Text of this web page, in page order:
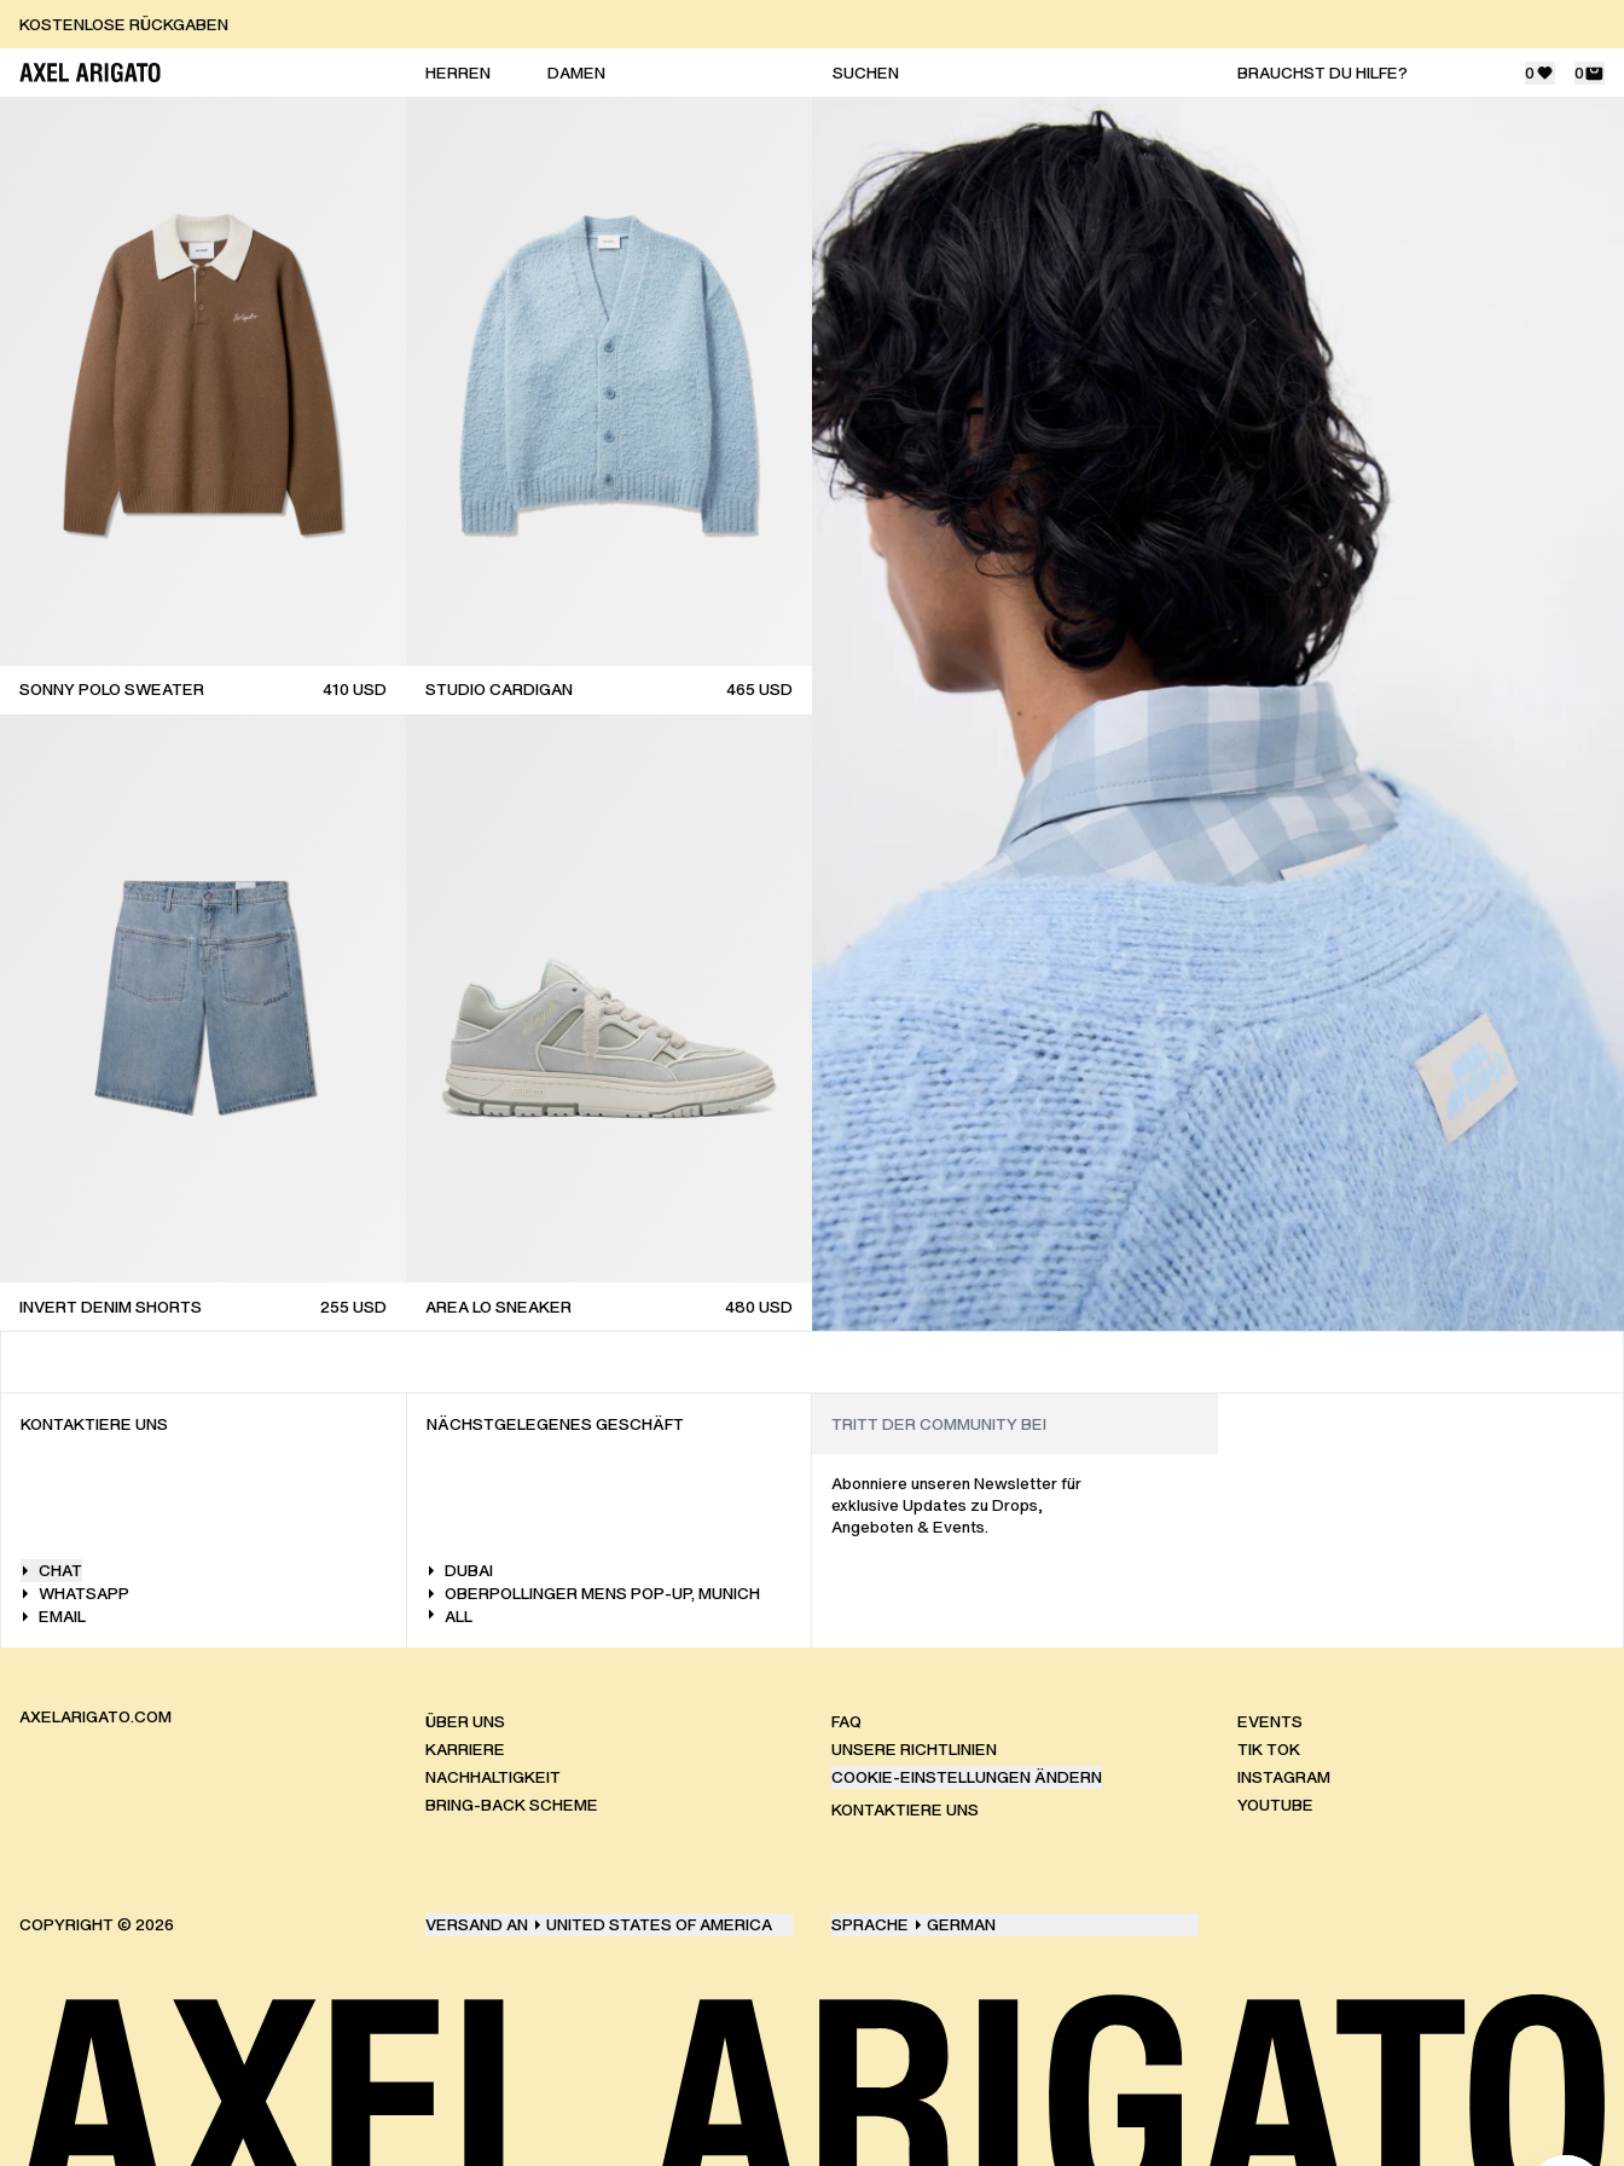
Zum Inhalt springen
KOSTENLOSE RÜCKGABEN
KOSTENLOSE EXPRESSLIEFERUNG
HERREN
DAMEN BRAUCHST DU HILFE? 0 0
SONNY POLO SWEATER 410USD STUDIO CARDIGAN 465USD
INVERT DENIM SHORTS 255USD
AREA LO SNEAKER 480USD
KONTAKTIERE UNS
CHAT
WHATSAPP
EMAIL
NÄCHSTGELEGENES GESCHÄFT
DUBAI
OBERPOLLINGER MENS POP-UP, MUNICH
ALL
Abonniere unseren Newsletter für
exklusive Updates zu Drops,
Angeboten & Events.
AXELARIGATO.COM
ÜBER UNS
KARRIERE
NACHHALTIGKEIT
BRING-BACK SCHEME
FAQ
UNSERE RICHTLINIEN
COOKIE-EINSTELLUNGEN ÄNDERN
KONTAKTIERE UNS
EVENTS
TIK TOK
INSTAGRAM
YOUTUBE
COPYRIGHT © 2026 VERSAND AN UNITED STATES OF AMERICA SPRACHE GERMAN